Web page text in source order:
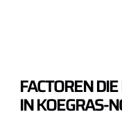
FACTOREN
IN KOEGRAS-